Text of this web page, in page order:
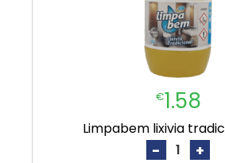
€1.58
limpabem lixivia
- +